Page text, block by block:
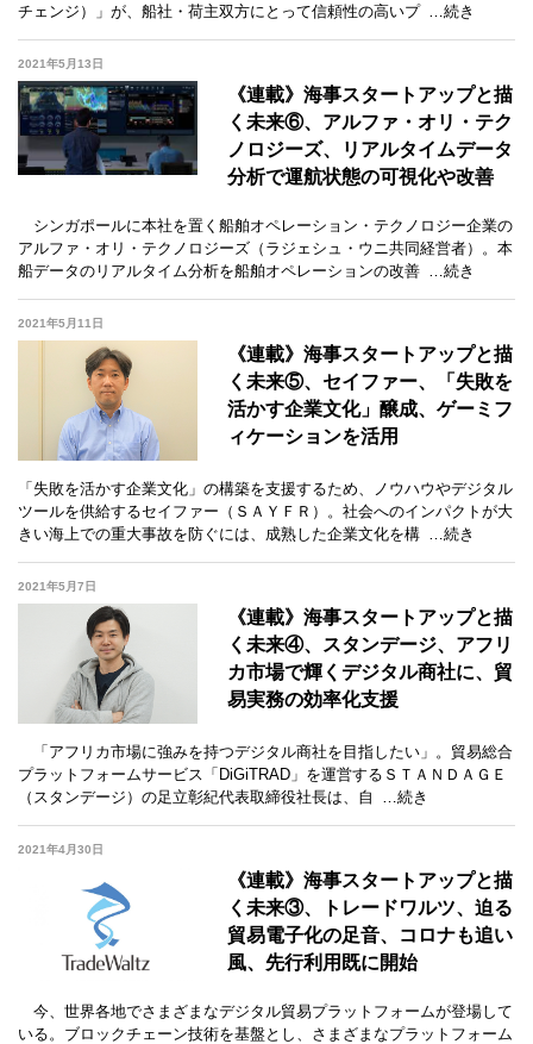
チェンジ）」が、船社・荷主双方にとって信頼性の高いプ …続き
2021年5月13日
《連載》海事スタートアップと描
く未来⑥、アルファ・オリ・テク
ノロジーズ、リアルタイムデータ
分析で運航状態の可視化や改善
シンガポールに本社を置く船舶オペレーション・テクノロジー企業の
アルファ・オリ・テクノロジーズ（ラジェシュ・ウニ共同経営者）。本
船データのリアルタイム分析を船舶オペレーションの改善 …続き
2021年5月11日
《連載》海事スタートアップと描
く未来⑤、セイファー、「失敗を
活かす企業文化」醸成、ゲーミフ
ィケーションを活用
「失敗を活かす企業文化」の構築を支援するため、ノウハウやデジタル
ツールを供給するセイファー（ＳＡＹＦＲ）。社会へのインパクトが大
きい海上での重大事故を防ぐには、成熟した企業文化を構
…続き
2021年5月7日
《連載》海事スタートアップと描
く未来④、スタンデージ、アフリ
カ市場で輝くデジタル商社に、貿
易実務の効率化支援
「アフリカ市場に強みを持つデジタル商社を目指したい」。貿易総合
プラットフォームサービス「DiGiTRAD」を運営するＳＴＡＮＤＡＧＥ
（スタンデージ）の足立彰紀代表取締役社長は、自
…続き
2021年4月30日
《連載》海事スタートアップと描
く未来③、トレードワルツ、迫る
貿易電子化の足音、コロナも追い
風、先行利用既に開始
今、世界各地でさまざまなデジタル貿易プラットフォームが登場して
いる。ブロックチェーン技術を基盤とし、さまざまなプラットフォーム